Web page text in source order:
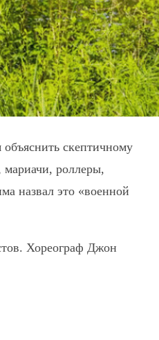
скептичному
мариачи, роллеры,
назвал это «военной
Хореограф Джон